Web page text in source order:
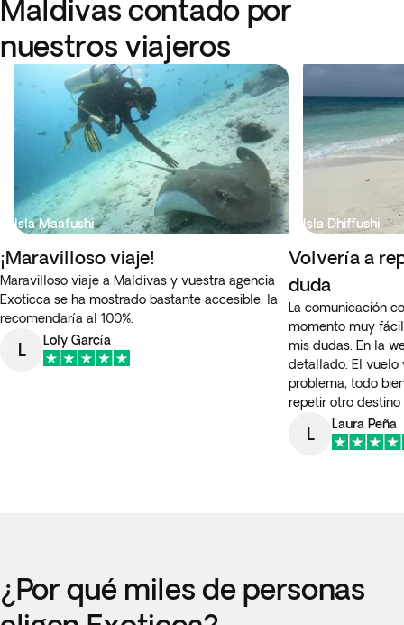
Maldivas contado por
nuestros viajeros
Isla Maafushi
¡Maravilloso viaje!
Maravilloso viaje a Maldivas y vuestra agencia
Exoticca se ha mostrado bastante accesible, la
recomendaría al 100%.
L Loly García
Isla Dhiffushi
Volvería a
duda
La comunicación
momento muy
mis dudas. En la
detallado. El vuelo
problema, todo
repetir otro destino
L Laura Peña
¿Por qué miles de personas